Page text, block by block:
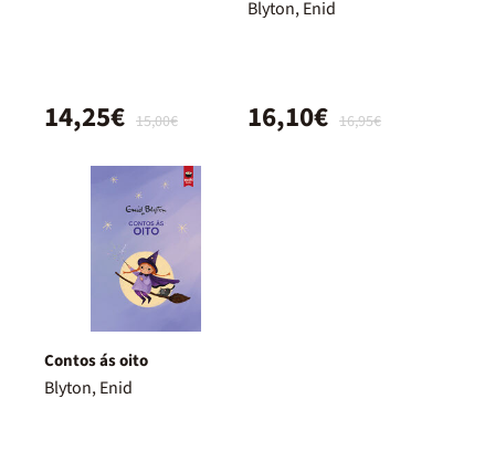
15,00€
14,25€
Blyton, Enid
16,95€
16,10€
Contos ás oito
Blyton, Enid